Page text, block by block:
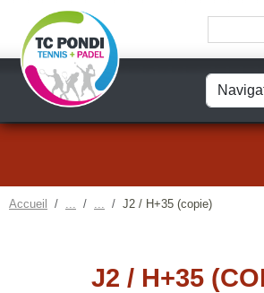
Accueil J2 / H+35 (copie)
J2 / H+35
Panneau de gestion des cookies